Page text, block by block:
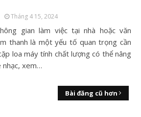
Tháng 4 15, 2024
gian làm việc tại nhà hoặc văn
thanh là một yếu tố quan trọng cần
loa máy tính chất lượng có thể nâng
nhạc, xem…
Bài đăng cũ hơn